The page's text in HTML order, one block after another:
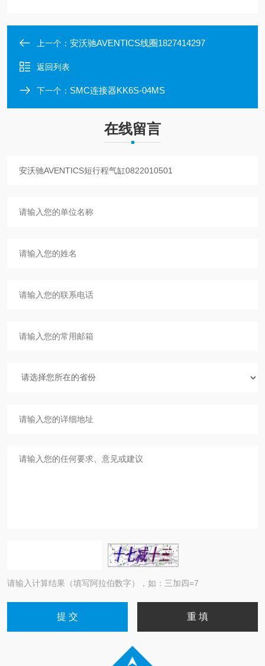
上一个： 安沃驰AVENTICS线圈1827414297
返回列表
下一个： SMC连接器KK6S-04MS
在线留言
请输入计算结果（填写阿拉伯数字），如：三加四=7